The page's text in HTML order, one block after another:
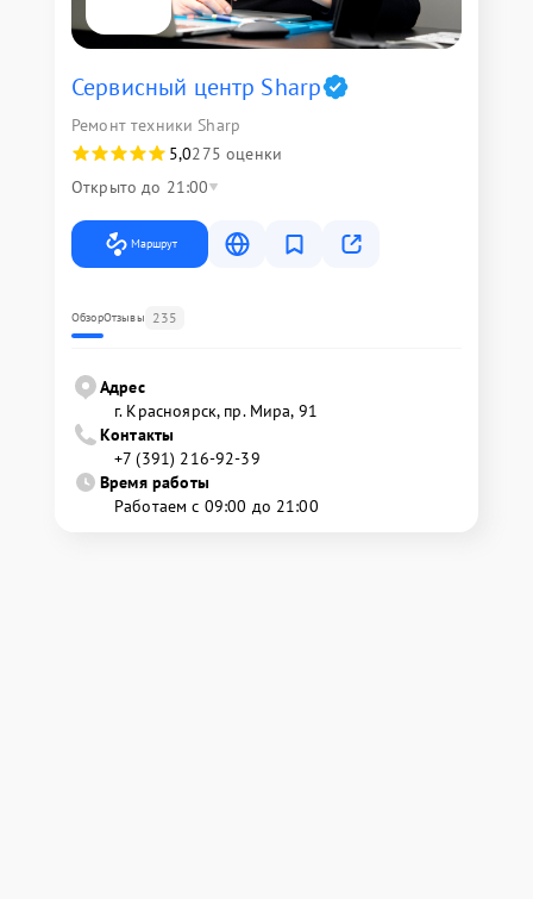
Сервисный центр Sharp
Ремонт техники Sharp
5,0275 оценки
Открыто до 21:00
Маршрут
ОбзорОтзывы 235
Адрес
г. Красноярск, ​пр. Мира, 91
Контакты
+7 (391) 216-92-39
Время работы
Работаем с 09:00 до 21:00